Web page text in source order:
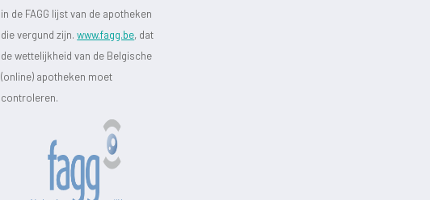
in de FAGG lijst van de apotheken
die vergund zijn.www.fagg.be, dat
de wettelijkheid van de Belgische
(online) apotheken moet
controleren.